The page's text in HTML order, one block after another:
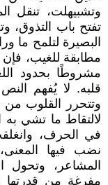
وتشبيهلت، تنقل
تفتح باب التذوق،
البصيرة لتلمح ما
مطابقة للغيب،
مشروطًا بحدود
قلبه. لا يُفهم النص
وتتحرر القلوب من
لالتقاط ما تشي
في الحرف،
نضب فيها
المشاعر، وتحول
مفرغة من قدرتها